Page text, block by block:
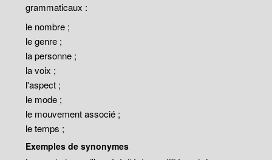
grammaticaux :
le nombre ;
le genre ;
la personne ;
la voix ;
l'aspect ;
le mode ;
le mouvement associé ;
le temps ;
Exemples de synonymes